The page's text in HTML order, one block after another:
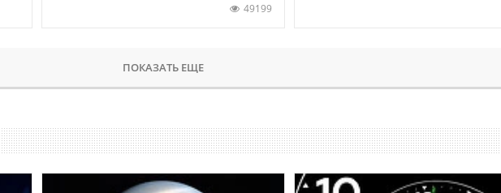
49199
ПОКАЗАТЬ ЕЩЕ